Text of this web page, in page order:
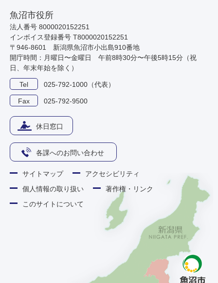
魚沼市役所
法人番号 8000020152251
インボイス登録番号 T8000020152251
〒946-8601 新潟県魚沼市小出島910番地
開庁時間：月曜日〜金曜日 午前8時30分〜午後5時15分（祝
日、年末年始を除く）
Tel 025-792-1000（代表）
Fax 025-792-9500
休日窓口
各課へのお問い合わせ
サイトマップ
アクセシビリティ
個人情報の取り扱い
著作権・リンク
このサイトについて